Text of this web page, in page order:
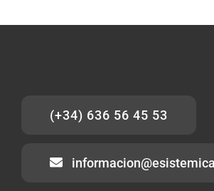
(+34) 636 56 45 53